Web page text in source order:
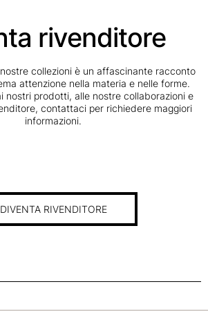
rivenditore
collezioni è un affascinante racconto
attenzione nella materia e nelle forme.
nostri prodotti, alle nostre collaborazioni e
contattaci per richiedere maggiori
informazioni.
DIVENTA RIVENDITORE